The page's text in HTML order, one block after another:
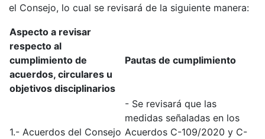
el Consejo, lo cual se revisará de la siguiente manera:
Aspecto a revisar
respecto al
cumplimiento de
acuerdos, circulares u
objetivos disciplinarios
Pautas de cumplimiento
1.- Acuerdos del Consejo
- Se revisará que las
medidas señaladas en los
Acuerdos C-109/2020 y C-